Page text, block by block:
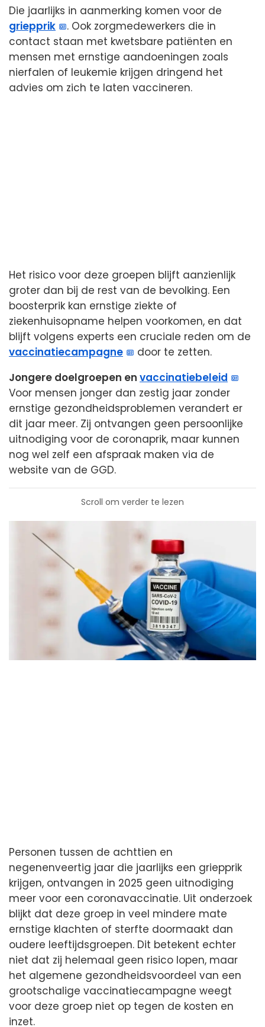
Die jaarlijks in aanmerking komen voor de
griepprik
. Ook zorgmedewerkers die in
contact staan met kwetsbare patiënten en
mensen met ernstige aandoeningen zoals
nierfalen of leukemie krijgen dringend het
advies om zich te laten vaccineren.
Het risico voor deze groepen blijft aanzienlijk
groter dan bij de rest van de bevolking. Een
boosterprik kan ernstige ziekte of
ziekenhuisopname helpen voorkomen, en dat
blijft volgens experts een cruciale reden om de
vaccinatiecampagne
door te zetten.
Jongere doelgroepen en vaccinatiebeleid
Voor mensen jonger dan zestig jaar zonder
ernstige gezondheidsproblemen verandert er
dit jaar meer. Zij ontvangen geen persoonlijke
uitnodiging voor de coronaprik, maar kunnen
nog wel zelf een afspraak maken via de
website van de GGD.
Scroll om verder te lezen
Personen tussen de achttien en
negenenveertig jaar die jaarlijks een griepprik
krijgen, ontvangen in 2025 geen uitnodiging
meer voor een coronavaccinatie. Uit onderzoek
blijkt dat deze groep in veel mindere mate
ernstige klachten of sterfte doormaakt dan
oudere leeftijdsgroepen. Dit betekent echter
niet dat zij helemaal geen risico lopen, maar
het algemene gezondheidsvoordeel van een
grootschalige vaccinatiecampagne weegt
voor deze groep niet op tegen de kosten en
inzet.